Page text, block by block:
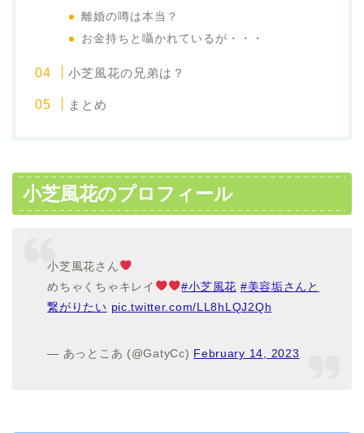
離婚の噂は本当？
お金持ちと囁かれているが・・・
小芝風花の兄弟は？
まとめ
小芝風花のプロフィール
小芝風花さん
めちゃくちゃキレイ
#小芝風花 #美容垢さんと
繋がりたい pic.twitter.com/LL8hLQJ2Qh
— あっとこあ (@GatyCc) February 14, 2023